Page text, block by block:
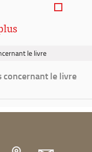
le livre
le livre